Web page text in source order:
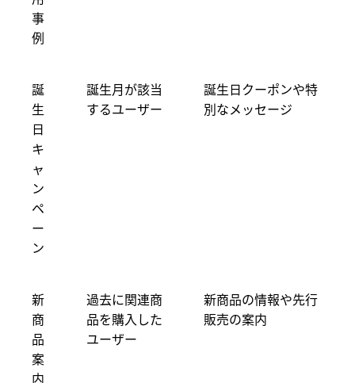
事
例
誕
生
日
キ
ャ
ン
ペ
ー
ン
誕生月が該当
するユーザー
誕生日クーポンや特
別なメッセージ
新
商
品
案
内
過去に関連商
品を購入した
ユーザー
新商品の情報や先行
販売の案内